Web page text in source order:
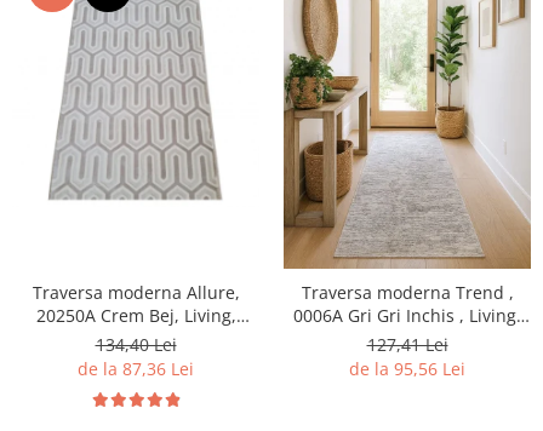
Traversa moderna Allure,
20250A Crem Bej, Living,
Dormitor, Hol
134,40 Lei
de la 87,36 Lei
Traversa moderna Trend ,
0006A Gri Gri Inchis , Living,
Dormitor, Hol
127,41 Lei
de la 95,56 Lei